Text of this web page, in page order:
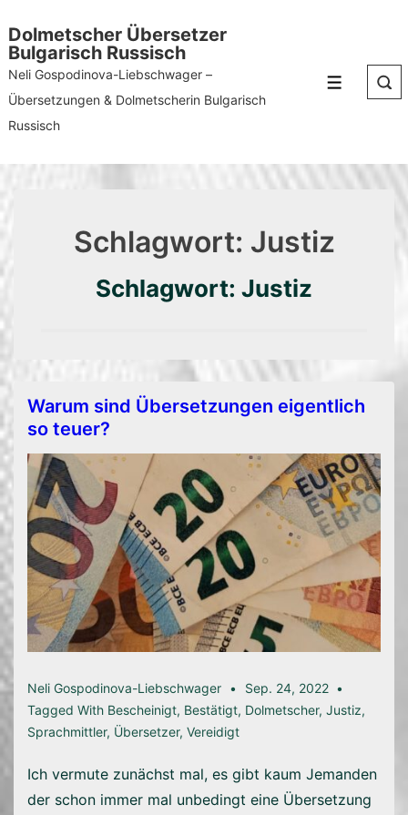
Zum
Inhalt
Dolmetscher Übersetzer
Bulgarisch Russisch
Neli Gospodinova-Liebschwager –
Übersetzungen & Dolmetscherin Bulgarisch
Russisch
Menü
Schlagwort: Justiz
Schlagwort: Justiz
Warum sind Übersetzungen eigentlich
so teuer?
Neli Gospodinova-Liebschwager
Sep. 24, 2022
Tagged With Bescheinigt, Bestätigt, Dolmetscher, Justiz,
Sprachmittler, Übersetzer, Vereidigt
Ich vermute zunächst mal, es gibt kaum Jemanden
der schon immer mal unbedingt eine Übersetzung